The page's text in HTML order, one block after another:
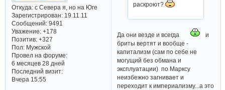
Откуда:с Севера я, но на Юге
Зарегистрирован: 19.11.11
Сообщений:9491
Уважение: +178
Позитив: +327
Пол:Мужской
Провел на форуме:
6 месяцев 28 дней
Последний визит:
Вчера 15:55
раскроют?
Да они везде и всегда
и
бриты вертят и вообще -
капитализм (сам по себе не
могущий без обмана и
эксплуатации) по Марксу
неизбежно загнивает и
переходит к империализму...а это